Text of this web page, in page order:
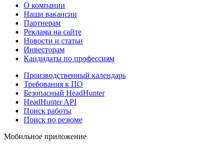
О компании
Наши вакансии
Партнерам
Реклама на сайте
Новости и статьи
Инвесторам
Кандидаты по профессиям
Производственный календарь
Требования к ПО
Безопасный HeadHunter
HeadHunter API
Поиск работы
Поиск по резюме
Мобильное приложение